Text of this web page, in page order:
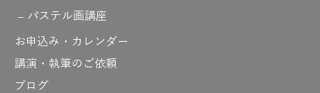
パステル画講座
お申込み・カレンダー
講演・執筆のご依頼
ブログ